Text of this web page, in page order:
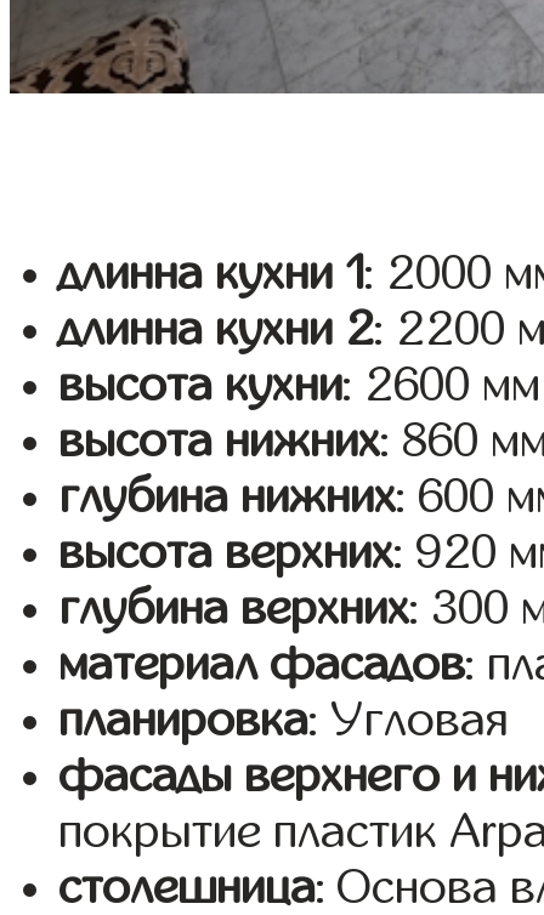
длинна кухни 1: 2000
длинна кухни 2: 2200
высота кухни: 2600 мм
высота нижних: 860
глубина нижних: 600
высота верхних: 920
глубина верхних: 300
материал фасадов:
планировка: Угловая
фасады верхнего и
покрытие пластик
столешница: Основа